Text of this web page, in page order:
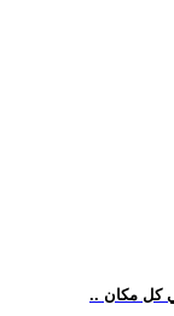
كل مكان